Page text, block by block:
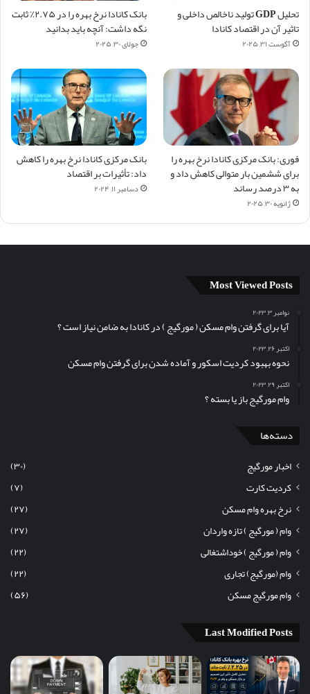
تحلیل GDP تولید ناخالص داخلی و
تاثیر آن در اقتصاد کانادا
آگوست ۳۱, ۲۰۲۵
بانک کانادا نرخ بهره را در ۲.۷۵٪ ثابت
نگه داشت: آنچه باید بدانید
جولای ۳۰, ۲۰۲۵
فوری: بانک مرکزی کانادا نرخ بهره را
برای ششمین بار متوالی کاهش داد و
به ۳ درصد رساند
ژانویه ۳۰, ۲۰۲۵
بانک مرکزی کانادا نرخ بهره را کاهش
داد: تأثیرات بر اقتصاد
دسامبر ۱۱, ۲۰۲۴
Most Viewed Posts
نوامبر ۳, ۲۰۲۳
آیا برای گرفتن وام مسکن (‌ مورگیج ) در کانادا به ضامن نیاز است ؟
اکتبر ۲۶, ۲۰۲۳
نحوه بهبود کردیت اسکور و آماده شدن برای گرفتن وام مسکن
اکتبر ۲۹, ۲۰۲۳
وام مورگیج باز یا بسته ؟
دسته‌ها
اخبار مورگیج
(۳۰)
کردیت کارت
(۷)
نرخ بهره وام مسکن
(۲۷)
وام ( مورگیج ) تازه واردان
(۲۷)
وام ( مورگیج ) خوداشتغالی
(۲۲)
وام (مورگیج) تجاری
(۲۲)
وام مورگیج مسکن
(۵۶)
Last Modified Posts